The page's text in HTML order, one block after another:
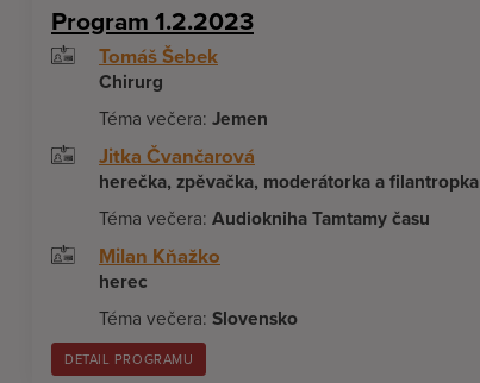
Program 1.2.2023
Tomáš Šebek
Chirurg
Téma večera: Jemen
Jitka Čvančarová
herečka, zpěvačka, moderátorka a filantropka
Téma večera: Audiokniha Tamtamy času
Milan Kňažko
herec
Téma večera: Slovensko
DETAIL PROGRAMU